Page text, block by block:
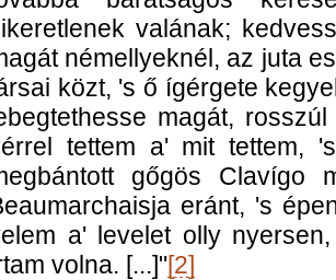
valának;
némellyeknél, az juta
közt, 's ő ígérgete
magát,
tettem a' mit tettem,
gőgös Clavígo
eránt, 's
a' levelet olly
volna. [...]"[2]